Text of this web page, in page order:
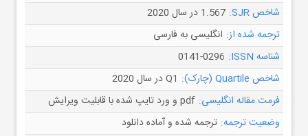
شاخص SJR:
1.567 در سال 2020
ترجمه شده از: انگلیسی به فارسی
شناسه ISSN:
0141-0296
شاخص Quartile (چارک):
Q1 در سال 2020
فرمت مقاله انگلیسی: pdf و ورد تایپ شده با قابلیت ویرایش
وضعیت ترجمه: ترجمه شده و آماده دانلود